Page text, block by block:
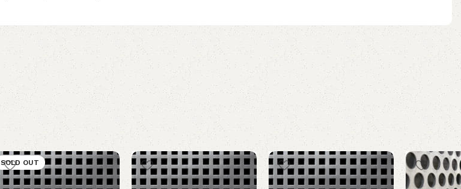
SOLD OUT